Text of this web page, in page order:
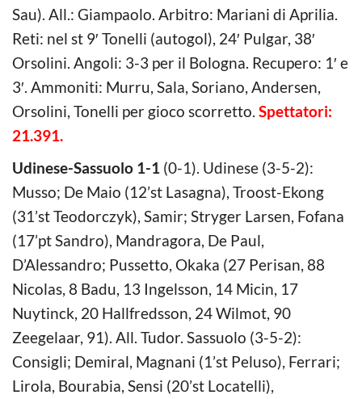
Sau). All.: Giampaolo. Arbitro: Mariani di Aprilia.
Reti: nel st 9′ Tonelli (autogol), 24′ Pulgar, 38′
Orsolini. Angoli: 3-3 per il Bologna. Recupero: 1′ e
3′. Ammoniti: Murru, Sala, Soriano, Andersen,
Orsolini, Tonelli per gioco scorretto. Spettatori:
21.391.
Udinese-Sassuolo 1-1 (0-1). Udinese (3-5-2):
Musso; De Maio (12’st Lasagna), Troost-Ekong
(31’st Teodorczyk), Samir; Stryger Larsen, Fofana
(17’pt Sandro), Mandragora, De Paul,
D’Alessandro; Pussetto, Okaka (27 Perisan, 88
Nicolas, 8 Badu, 13 Ingelsson, 14 Micin, 17
Nuytinck, 20 Hallfredsson, 24 Wilmot, 90
Zeegelaar, 91). All. Tudor. Sassuolo (3-5-2):
Consigli; Demiral, Magnani (1’st Peluso), Ferrari;
Lirola, Bourabia, Sensi (20’st Locatelli),